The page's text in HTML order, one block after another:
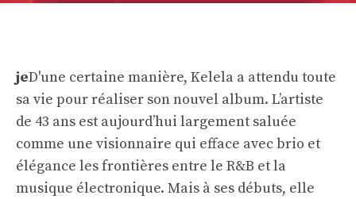
jeD'une certaine manière, Kelela a attendu toute
sa vie pour réaliser son nouvel album. L’artiste
de 43 ans est aujourd’hui largement saluée
comme une visionnaire qui efface avec brio et
élégance les frontières entre le R&B et la
musique électronique. Mais à ses débuts, elle